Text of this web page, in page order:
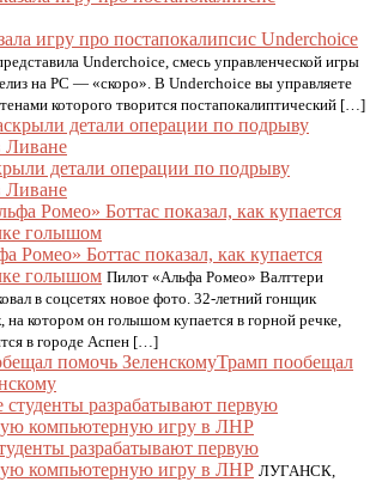
игру про постапокалипсис Underchoice
Underchoice, смесь управленческой игры
на PC — «скоро». В Underchoice вы управляете
которого творится постапокалиптический […]
детали операции по подрыву
Ливане
Ромео» Боттас показал, как купается
голышом Пилот «Альфа Ромео» Валттери
в соцсетях новое фото. 32-летний гонщик
на котором он голышом купается в горной речке,
в городе Аспен […]
Трамп пообещал
разрабатывают первую
компьютерную игру в ЛНР ЛУГАНСК,